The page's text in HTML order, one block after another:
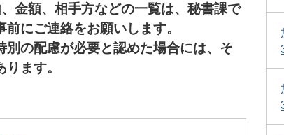
金額、相手方などの一覧は、秘書課で
にご連絡をお願いします。
の配慮が必要と認めた場合には、そ
ます。